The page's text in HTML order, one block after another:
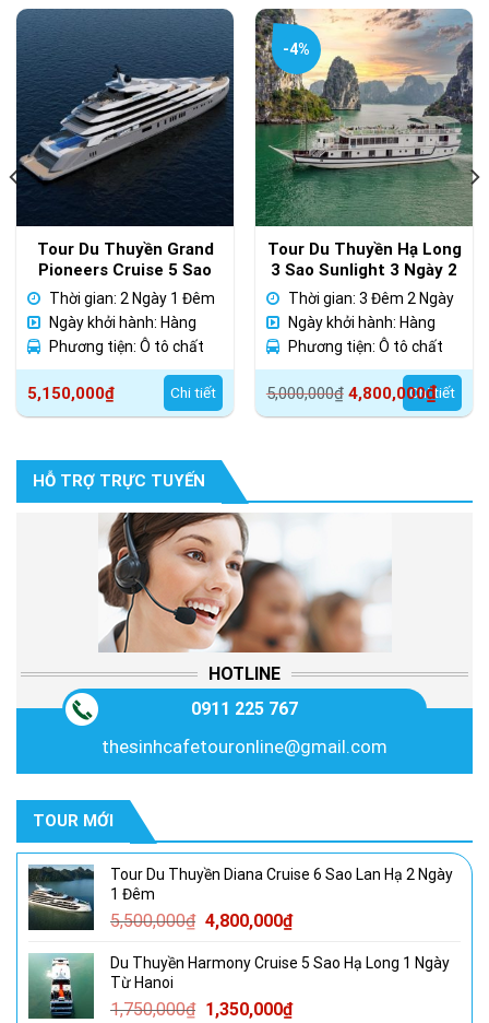
HỖ TRỢ TRỰC TUYẾN
HOTLINE
0911 225 767
thesinhcafetouronline@gmail.com
TOUR MỚI
Tour Du Thuyền Diana Cruise 6 Sao Lan Hạ 2 Ngày
1 Đêm
5,500,000₫ Giá
là:
4,800,000₫Giá
tại
4,800,000₫.
Du Thuyền Harmony Cruise 5 Sao Hạ Long 1 Ngày
Từ Hanoi
1,750,000₫ Giá
1,350,000₫Giá
Tour Du Thuyền Grand
Pioneers Cruise 5 Sao
Mới Đệp Nhất Hạ Long
Hiện Nay
Thời gian: 2 Ngày 1 Đêm
Ngày khởi hành: Hàng
ngày
Phương tiện: Ô tô chất
lượng cao
5,150,000₫ Chi tiết
-4%
Tour Du Thuyền Hạ Long
3 Sao Sunlight 3 Ngày 2
Đêm
Thời gian: 3 Đêm 2 Ngày
Ngày khởi hành: Hàng
ngày
Phương tiện: Ô tô chất
lượng cao
5,000,000₫
Giá
gốc
4,800,000₫
Giá
hiện
4,800,000₫.
Chi tiết